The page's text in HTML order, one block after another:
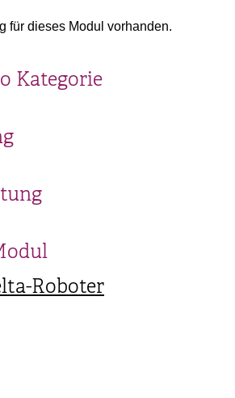
für dieses Modul vorhanden.
Kategorie
Roboter